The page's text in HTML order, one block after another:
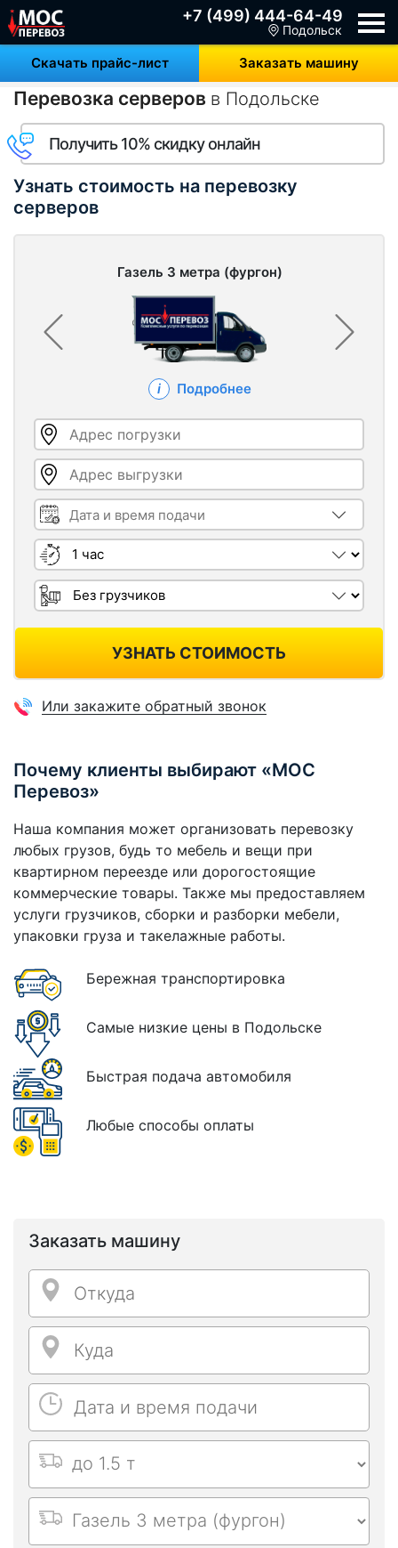
+7 (499) 444-64-49
Скачать прайс-лист Заказать машину
Подольск
Перевозка серверов в Подольске
Получить 10% скидку онлайн
Узнать стоимость на перевозку
серверов
Газель 3 метра (фургон)
Подробнее
Адрес погрузки
Адрес выгрузки
Дата и время подачи
Длительность
Грузчики
УЗНАТЬ СТОИМОСТЬ
Или закажите обратный звонок
Почему клиенты выбирают «МОС
Перевоз»
Наша компания может организовать перевозку
любых грузов, будь то мебель и вещи при
квартирном переезде или дорогостоящие
коммерческие товары. Также мы предоставляем
услуги грузчиков, сборки и разборки мебели,
упаковки груза и такелажные работы.
Бережная транспортировка
Самые низкие цены в Подольске
Быстрая подача автомобиля
Любые способы оплаты
Заказать машину